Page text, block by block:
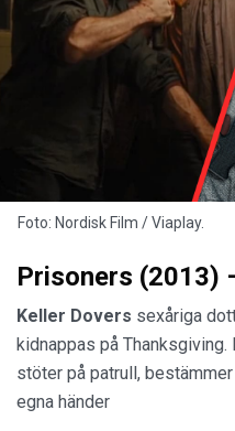
Foto: Nordisk Film / Viaplay.
Prisoners (2013)
Keller Dovers sexåriga
kidnappas på
stöter på patrull,
egna händer